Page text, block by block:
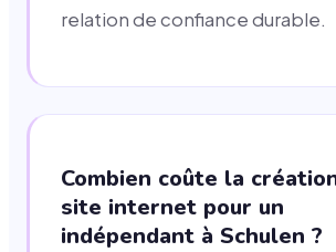
relation de confiance durable.
Combien coûte la
site internet pour un
indépendant à Schulen ?